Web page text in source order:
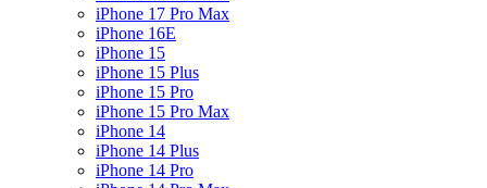
iPhone 17 Pro Max
iPhone 16E
iPhone 15
iPhone 15 Plus
iPhone 15 Pro
iPhone 15 Pro Max
iPhone 14
iPhone 14 Plus
iPhone 14 Pro